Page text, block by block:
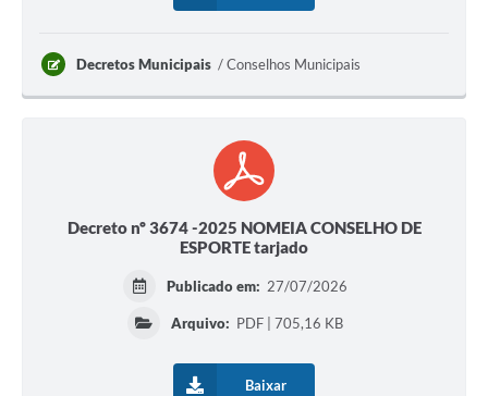
Decretos Municipais Conselhos Municipais
Decreto nº 3674 -2025 NOMEIA CONSELHO DE
ESPORTE tarjado
Publicado em: 27/07/2026
Arquivo: PDF | 705,16 KB
Baixar